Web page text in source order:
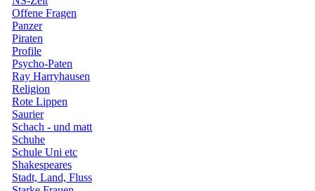
Offene Fragen
Panzer
Piraten
Profile
Psycho-Paten
Ray Harryhausen
Religion
Rote Lippen
Saurier
Schach - und matt
Schuhe
Schule Uni etc
Shakespeares
Stadt, Land, Fluss